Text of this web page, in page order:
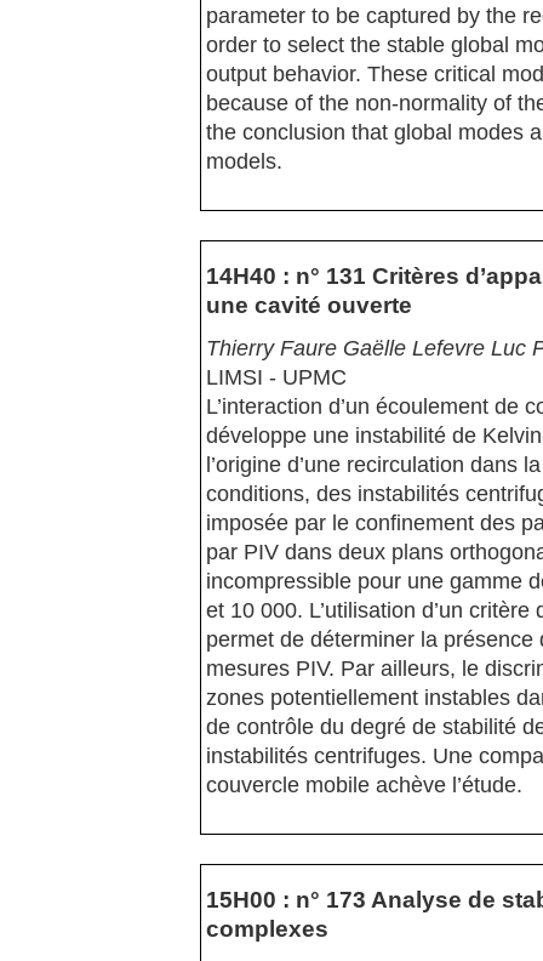
parameter to be captured by the
order to select the stable global
output behavior. These critical
because of the non-normality of
the conclusion that global modes
models.
14H40 : n° 131 Critères
une cavité ouverte
Thierry Faure Gaëlle Lefevre Luc
LIMSI - UPMC
L’interaction d’un écoulement de
développe une instabilité de
l’origine d’une recirculation dans
conditions, des instabilités
imposée par le confinement des
par PIV dans deux plans
incompressible pour une gamme
et 10 000. L’utilisation d’un
permet de déterminer la
mesures PIV. Par ailleurs, le
zones potentiellement instables
de contrôle du degré de stabilité
instabilités centrifuges. Une
couvercle mobile achève l’étude.
15H00 : n° 173 Analyse de
complexes